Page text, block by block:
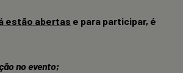
estão abertas e para participar, é
no evento;